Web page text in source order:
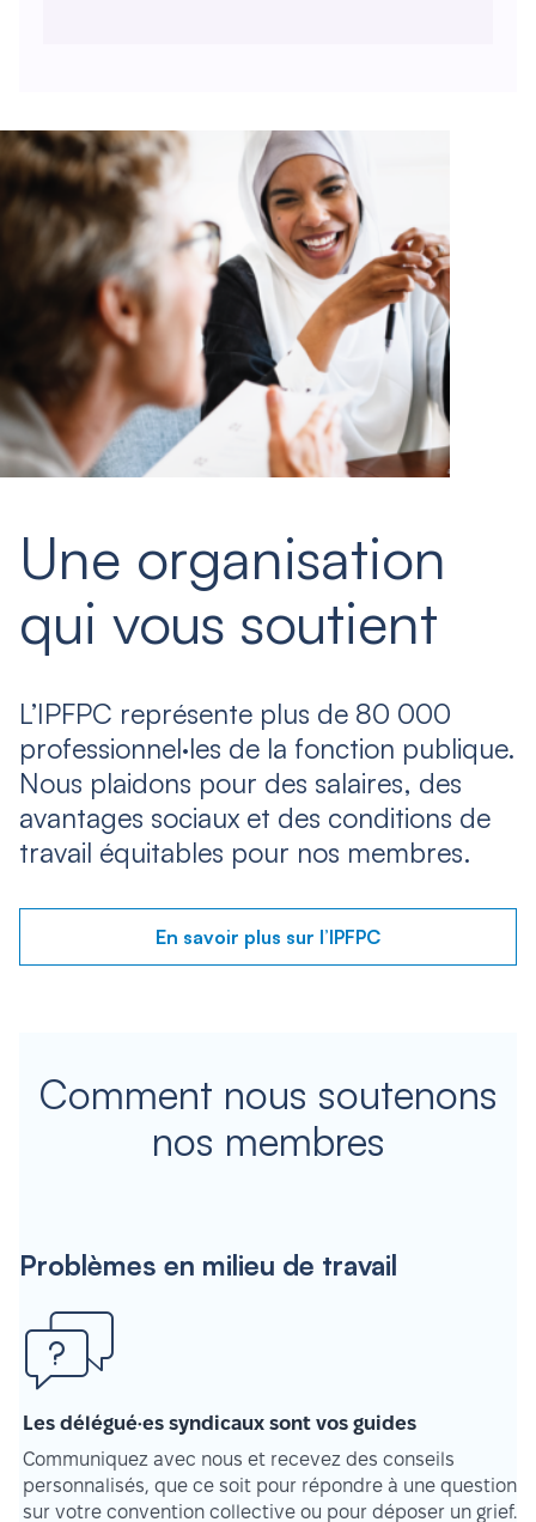
Une organisation
qui vous soutient
L’IPFPC représente plus de 80 000
professionnel·les de la fonction publique.
Nous plaidons pour des salaires, des
avantages sociaux et des conditions de
travail équitables pour nos membres.
En savoir plus sur l’IPFPC
Comment nous soutenons
nos membres
Problèmes en milieu de travail
Les délégué·es syndicaux sont vos guides
Communiquez avec nous et recevez des conseils
personnalisés, que ce soit pour répondre à une question
sur votre convention collective ou pour déposer un grief.